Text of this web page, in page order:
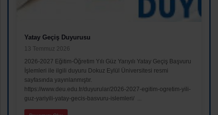
Yatay Geçiş Duyurusu
13 Temmuz 2026
2026-2027 Eğitim-Öğretim Yılı Güz Yarıyılı Yatay Geçiş Başvuru
İşlemleri ile ilgili duyuru Dokuz Eylül Üniversitesi resmi
sayfasında yayınlanmıştır.
https://www.deu.edu.tr/duyurular/2026-2027-egitim-ogretim-yili-
guz-yariyili-yatay-gecis-basvuru-islemleri/ ...